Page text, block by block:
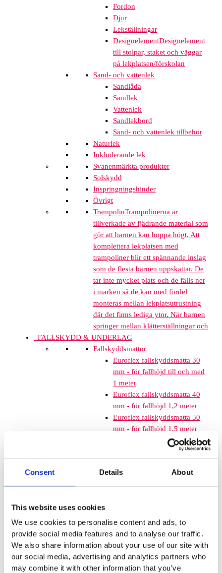
Consent Details About
This website uses cookies
We use cookies to personalise content and ads, to
provide social media features and to analyse our traffic.
We also share information about your use of our site with
our social media, advertising and analytics partners who
may combine it with other information that you’ve
Fordon
Djur
Lekställningar
DesignelementDesignelement
till stolpar, staket och väggar
på lekplatsen/förskolan
Sand- och vattenlek
Sandlåda
Sandlek
Vattenlek
Sandlekbord
Sand- och vattenlek tillbehör
Naturlek
Inkluderande lek
Svanenmärkta produkter
Solskydd
Inspringningshinder
Övrigt
TrampolinTrampolinerna är
tillverkade av fjädrande material som
gör att barnen kan hoppa högt. Att
komplettera lekplatsen med
trampoliner blir ett spännande inslag
som de flesta barnen uppskattar. De
tar inte mycket plats och de fälls ner
i marken så de kan med fördel
monteras mellan lekplatsutrustning
där det finns lediga ytor. När barnen
springer mellan klätterställningar och
FALLSKYDD & UNDERLAG
Fallskyddsmattor
Euroflex fallskyddsmatta 30
mm - för fallhöjd till och med
1 meter
Euroflex fallskyddsmatta 40
mm - för fallhöjd 1,2 meter
Euroflex fallskyddsmatta 50
mm - för fallhöjd 1,5 meter
Euroflex fallskyddsmatta 60
mm – för fallhöjd 1,7 meter
mm - för fallhöjd 2,1 meter
Euroflex fallskyddsmatta 80
mm soft - för fallhöjd 3,0
meter
Nordic rubber safe tiles 40
mm – fallhöjd upp till 1,5 m
Nordic rubber safe tiles 55